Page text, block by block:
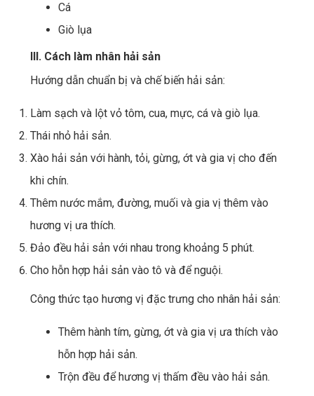
Cá
Giò lụa
III. Cách làm nhân hải sản
Hướng dẫn chuẩn bị và chế biến hải sản:
Làm sạch và lột vỏ tôm, cua, mực, cá và giò lụa.
Thái nhỏ hải sản.
Xào hải sản với hành, tỏi, gừng, ớt và gia vị cho đến
khi chín.
Thêm nước mắm, đường, muối và gia vị thêm vào
hương vị ưa thích.
Đảo đều hải sản với nhau trong khoảng 5 phút.
Cho hỗn hợp hải sản vào tô và để nguội.
Công thức tạo hương vị đặc trưng cho nhân hải sản:
Thêm hành tím, gừng, ớt và gia vị ưa thích vào
hỗn hợp hải sản.
Trộn đều để hương vị thấm đều vào hải sản.